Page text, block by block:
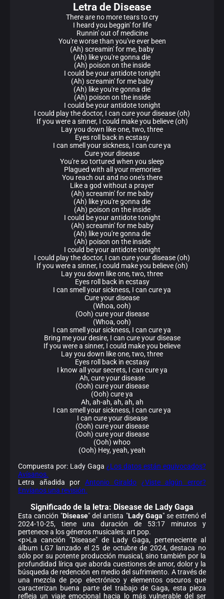
Letra de Disease
There are no more tears to cry
I heard you beggin' for life
Runnin' out of medicine
You're worse than you've ever been
(Ah) screamin' for me, baby
(Ah) like you're gonna die
(Ah) poison on the inside
I could be your antidote tonight
(Ah) screamin' for me baby
(Ah) like you're gonna die
(Ah) poison on the inside
I could be your antidote tonight
I could play the doctor, I can cure your disease (oh)
If you were a sinner, I could make you believe (oh)
Lay you down like one, two, three
Eyes roll back in ecstasy
I can smell your sickness, I can cure ya
Cure your disease
You're so tortured when you sleep
Plagued with all your memories
You reach out and no one's there
Like a god without a prayer
(Ah) screamin' for me baby
(Ah) like you're gonna die
(Ah) poison on the inside
I could be your antidote tonight
(Ah) screamin' for me baby
(Ah) like you're gonna die
(Ah) poison on the inside
I could be your antidote tonight
I could play the doctor, I can cure your disease (oh)
If you were a sinner, I could make you believe (oh)
Lay you down like one, two, three
Eyes roll back in ecstasy
I can smell your sickness, I can cure ya
Cure your disease
(Whoa, ooh)
(Ooh) cure your disease
(Whoa, ooh)
I can smell your sickness, I can cure ya
Bring me your desire, I can cure your disease
If you were a sinner, I could make you believe
Lay you down like one, two, three
Eyes roll back in ecstasy
I know all your secrets, I can cure ya
Ah, cure your disease
(Ooh) cure your disease
(Ooh) cure ya
Ah, ah-ah, ah, ah, ah
I can smell your sickness, I can cure ya
I can cure your disease
(Ooh) cure your disease
(Ooh) cure your disease
(Ooh) whoo
(Ooh) Hey, yeah, yeah
Compuesta por: Lady Gaga ¿Los datos están equivocados?
Avísanos.
Letra añadida por Antonio Giraldo
¿Viste algún error?
Envíanos una revisión.
Significado de la letra: Disease de Lady Gaga
Esta canción "Disease" del artista "Lady Gaga" se estrenó el
2024-10-25, tiene una duración de 53:17 minutos y
pertenece a los géneros musicales: art pop.
<p>La canción "Disease" de Lady Gaga, perteneciente al
álbum LG7 lanzado el 25 de octubre de 2024, destaca no
sólo por su potente producción musical, sino también por la
profundidad lírica que aborda cuestiones de amor, dolor y la
búsqueda de redención en medio del sufrimiento. A través de
una mezcla de pop electrónico y elementos oscuros que
caracterizan buena parte del trabajo de Gaga, esta pieza
refleja un viaje emocional hacia lo más vulnerable del ser